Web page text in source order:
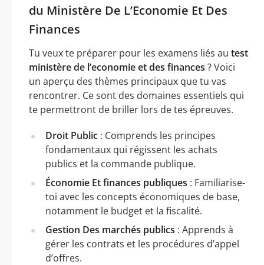
du Ministère De L’Economie Et Des
Finances
Tu veux te préparer pour les examens liés au test
ministère de l’economie et des finances ? Voici
un aperçu des thèmes principaux que tu vas
rencontrer. Ce sont des domaines essentiels qui
te permettront de briller lors de tes épreuves.
Droit Public : Comprends les principes
fondamentaux qui régissent les achats
publics et la commande publique.
Économie Et finances publiques : Familiarise-
toi avec les concepts économiques de base,
notamment le budget et la fiscalité.
Gestion Des marchés publics : Apprends à
gérer les contrats et les procédures d’appel
d’offres.